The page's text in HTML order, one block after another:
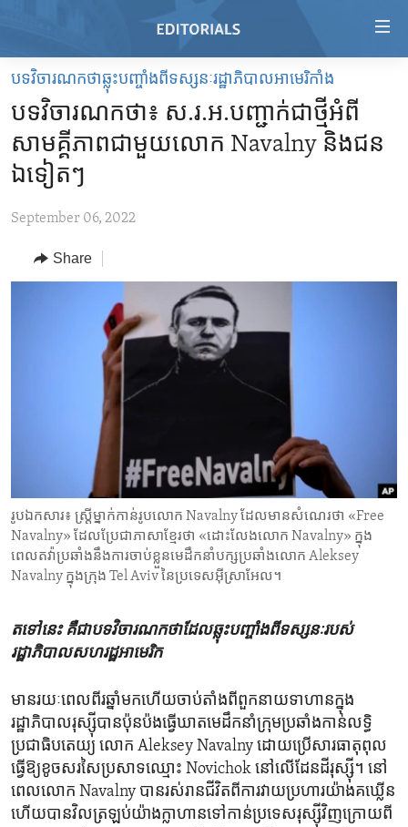
Skip
main
content
Skip
main
Navigation
to
HOME
RADIO
AMERICAS
MIDDLE EAST
TOPICS
HUMAN RIGHTS
SECURITY AND DEFENSE
AID AND DEVELOPMENT
DEMOCRACY AND GOVERNANCE
ECONOMY AND TRADE
ENVIRONMENT AND HEALTH
IDEALS AND INSTITUTIONS
ARCHIVE
បទវិចារណកថាឆ្លុះបញ្ចាំងពីទស្សនៈរដ្ឋាភិបាលអាមេរិកាំង
បទវិចារណកថា៖ ស.រ.អ.​បញ្ជាក់​ជា​ថ្មី​អំពី​
សាមគ្គីភាព​ជាមួយ​លោក Navalny និង​ជន​
ឯទៀតៗ
September 06, 2022
Share
រូបឯកសារ៖ ស្ត្រី​ម្នាក់​កាន់​រូបលោក Navalny ដែល​មាន​សំណេរ​ថា «Free
Navalny» ដែលប្រែជាភាសាខ្មែរថា «ដោះលែង​លោក Navalny» ក្នុង​
ពេល​តវ៉ា​ប្រឆាំង​នឹង​ការចាប់​ខ្លួន​មេដឹកនាំ​បក្ស​ប្រឆាំង​លោក Aleksey
Navalny ក្នុង​ក្រុង Tel Aviv នៃ​ប្រទេស​អ៊ីស្រាអែល។
តទៅនេះ គឺ​ជា​បទវិចារណកថា​ដែល​ឆ្លុះ​បញ្ចាំង​ពី​ទស្សនៈ​របស់​
រដ្ឋាភិបាល​សហរដ្ឋ​អាមេរិក
មាន​រយៈពេល​ពីរ​ឆ្នាំ​មក​ហើយ​ចាប់​តាំងពី​ពួក​នាយ​ទាហាន​ក្នុង​
រដ្ឋាភិបាលរុស្ស៊ីបាន​ប៉ុនប៉ង​ធ្វើ​ឃាត​មេដឹកនាំ​ក្រុមប្រឆាំង​កាន់​លទ្ធិ​
ប្រជាធិបតេយ្យ​ លោក Aleksey Navalny ដោយ​ប្រើ​សារធាតុ​ពុល​
ធ្វើ​ឱ្យ​ខូច​សរសៃ​ប្រសាទឈ្មោះ Novichok នៅ​លើ​ដែនដី​រុស្ស៊ី។ នៅ​
ពេល​លោក​ Navalny បាន​រស់រាន​ជីវិតពីការវាយប្រហារ​យ៉ាង​គឃ្លើន
ហើយ​បាន​វិលត្រឡប់​យ៉ាង​ក្លាហាន​ទៅ​កាន់​ប្រទេស​រុស្ស៊ី​វិញក្រោយ​ពី​